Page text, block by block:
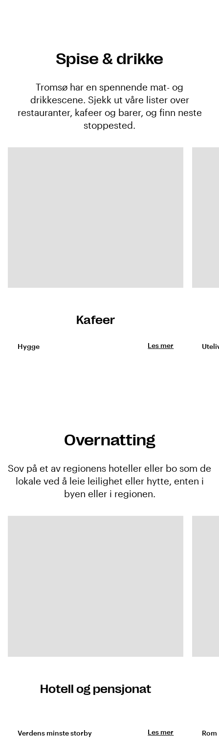
Spise & drikke
Tromsø har en spennende mat- og
drikkescene. Sjekk ut våre lister over
restauranter, kafeer og barer, og finn neste
stoppested.
Kafeer
Hygge Les mer
Overnatting
Sov på et av regionens hoteller eller bo som de
lokale ved å leie leilighet eller hytte, enten i
byen eller i regionen.
Hotell og pensjonat
Verdens minste storby Les mer